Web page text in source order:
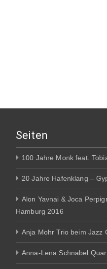
Seiten
100 Jahre Monk feat.
20 Jahre Hafenklang –
Alon Yavnai & Joca
Hamburg 2016
Anja Mohr Trio beim Jazz
Anna-Lena Schnabel